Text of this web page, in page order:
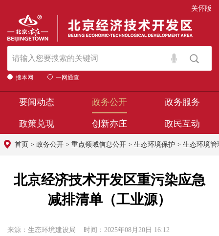
关怀版
搜本网 一网通查
要闻动态 政务公开 政务服务
政策兑现 创新亦庄 政民互动
首页 > 政务公开 > 重点领域信息公开 > 生态环境保护 > 生态环境管
北京经济技术开发区重污染应急
减排清单（工业源）
来源：生态环境建设局 时间：2025年08月20日 16:12